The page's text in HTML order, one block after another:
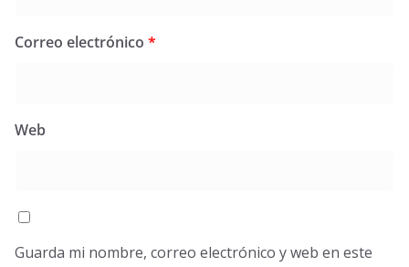
Correo electrónico *
Web
Guarda mi nombre, correo electrónico y web en este